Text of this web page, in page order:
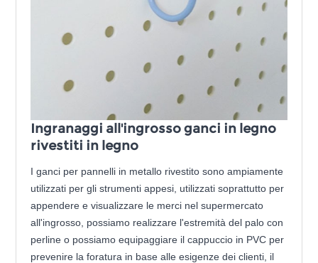
Ingranaggi all'ingrosso ganci in legno
rivestiti in legno
I ganci per pannelli in metallo rivestito sono ampiamente
utilizzati per gli strumenti appesi, utilizzati soprattutto per
appendere e visualizzare le merci nel supermercato
all'ingrosso, possiamo realizzare l'estremità del palo con
perline o possiamo equipaggiare il cappuccio in PVC per
prevenire la foratura in base alle esigenze dei clienti, il